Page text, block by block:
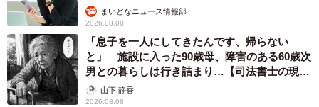
まいどなニュース情報部
2026.08.08
「息子を一人にしてきたんです、帰らない
と」 施設に入った90歳母、障害のある60歳次
男との暮らしは行き詰まり…【司法書士の現場
から】山下 静香
2026.08.08